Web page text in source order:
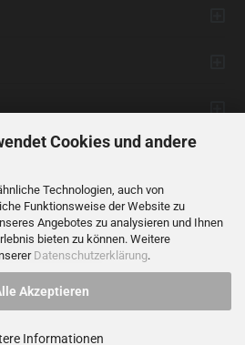
Cookies und andere
Technologien, auch von
Funktionsweise der Website zu
Angebotes zu analysieren und Ihnen
bieten zu können. Weitere
Datenschutzerklärung.
Akzeptieren
Informationen
widerrufen